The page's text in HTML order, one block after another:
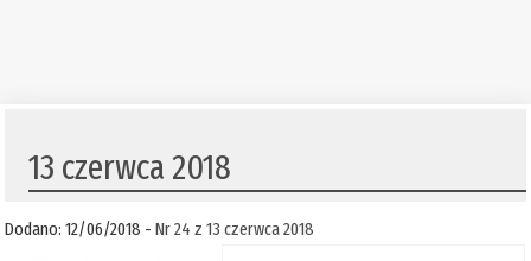
13 czerwca 2018
Dodano: 12/06/2018 -Nr 24 z 13 czerwca 2018